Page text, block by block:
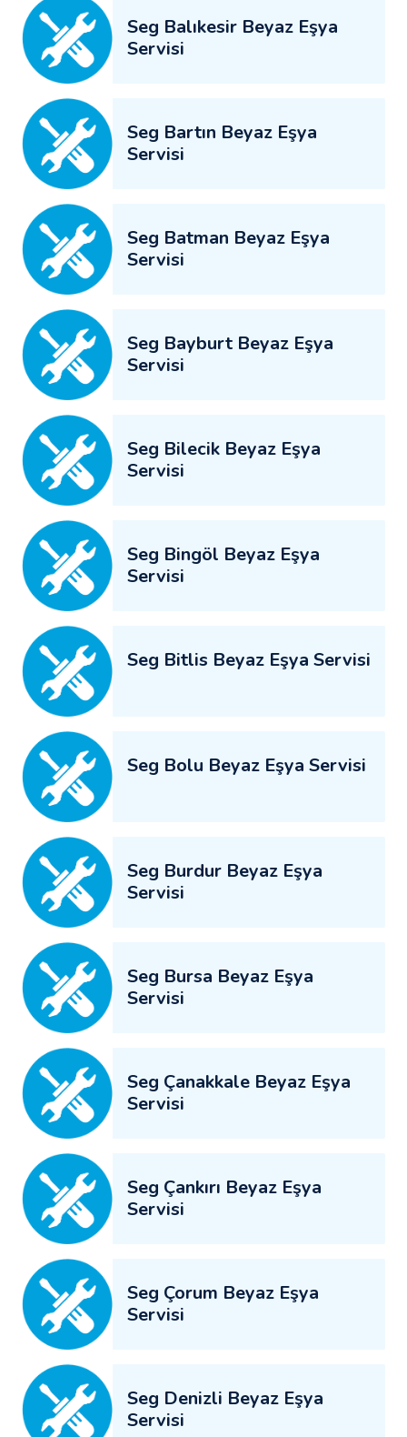
Seg Balıkesir Beyaz Eşya
Servisi
Seg Bartın Beyaz Eşya
Servisi
Seg Batman Beyaz Eşya
Servisi
Seg Bayburt Beyaz Eşya
Servisi
Seg Bilecik Beyaz Eşya
Servisi
Seg Bingöl Beyaz Eşya
Servisi
Seg Bitlis Beyaz Eşya Servisi
Seg Bolu Beyaz Eşya Servisi
Seg Burdur Beyaz Eşya
Servisi
Seg Bursa Beyaz Eşya
Servisi
Seg Çanakkale Beyaz Eşya
Servisi
Seg Çankırı Beyaz Eşya
Servisi
Seg Çorum Beyaz Eşya
Servisi
Seg Denizli Beyaz Eşya
Servisi